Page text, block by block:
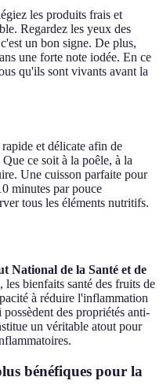
les produits frais et
Regardez les yeux des
un bon signe. De plus,
une forte note iodée. En ce
qu'ils sont vivants avant la
et délicate afin de
ce soit à la poêle, à la
Une cuisson parfaite pour
minutes par pouce
tous les éléments nutritifs.
National de la Santé et de
, les bienfaits santé des fruits de
à réduire l'inflammation
des propriétés anti-
un véritable atout pour
bénéfiques pour la